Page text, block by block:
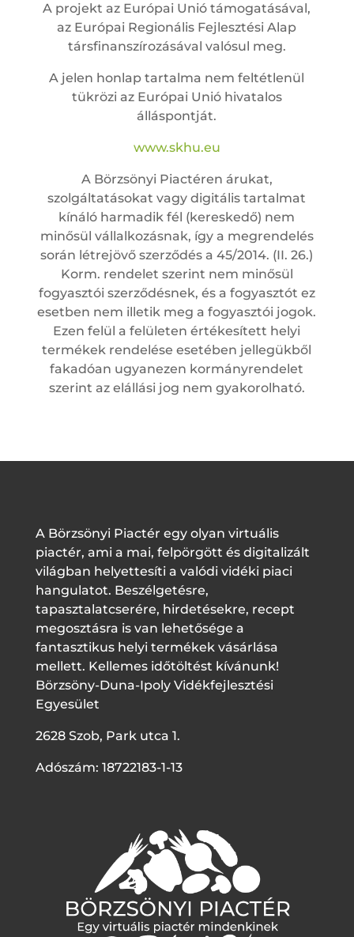
A projekt az Európai Unió támogatásával,
az Európai Regionális Fejlesztési Alap
társfinanszírozásával valósul meg.
A jelen honlap tartalma nem feltétlenül
tükrözi az Európai Unió hivatalos
álláspontját.
www.skhu.eu
A Börzsönyi Piactéren árukat,
szolgáltatásokat vagy digitális tartalmat
kínáló harmadik fél (kereskedő) nem
minősül vállalkozásnak, így a megrendelés
során létrejövő szerződés a 45/2014. (II. 26.)
Korm. rendelet szerint nem minősül
fogyasztói szerződésnek, és a fogyasztót ez
esetben nem illetik meg a fogyasztói jogok.
Ezen felül a felületen értékesített helyi
termékek rendelése esetében jellegükből
fakadóan ugyanezen kormányrendelet
szerint az elállási jog nem gyakorolható.
A Börzsönyi Piactér egy olyan virtuális
piactér, ami a mai, felpörgött és digitalizált
világban helyettesíti a valódi vidéki piaci
hangulatot. Beszélgetésre,
tapasztalatcserére, hirdetésekre, recept
megosztásra is van lehetősége a
fantasztikus helyi termékek vásárlása
mellett. Kellemes időtöltést kívánunk!
Börzsöny-Duna-Ipoly Vidékfejlesztési
Egyesület
2628 Szob, Park utca 1.
Adószám: 18722183-1-13